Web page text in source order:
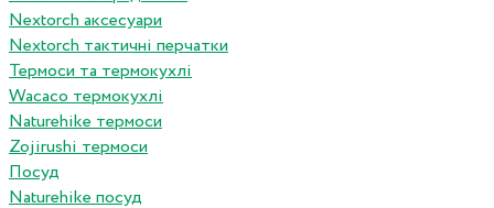
Nextorch аксесуари
Nextorch тактичні перчатки
Термоси та термокухлі
Wacaco термокухлі
Naturehike термоси
Zojirushi термоси
Посуд
Naturehike посуд